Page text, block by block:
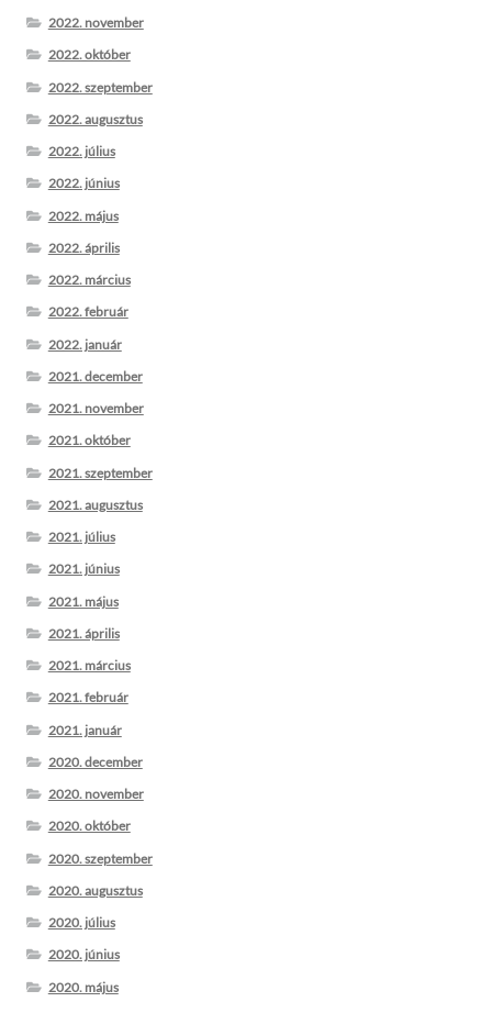
2022. november
2022. október
2022. szeptember
2022. augusztus
2022. július
2022. június
2022. május
2022. április
2022. március
2022. február
2022. január
2021. december
2021. november
2021. október
2021. szeptember
2021. augusztus
2021. július
2021. június
2021. május
2021. április
2021. március
2021. február
2021. január
2020. december
2020. november
2020. október
2020. szeptember
2020. augusztus
2020. július
2020. június
2020. május